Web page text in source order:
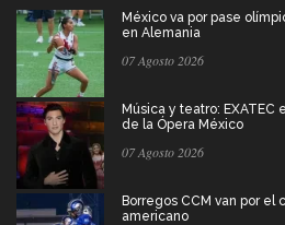
México va por pase
en Alemania
07 Agosto 2026
Música y teatro: EXATEC
de la Ópera México
07 Agosto 2026
Borregos CCM van por
americano